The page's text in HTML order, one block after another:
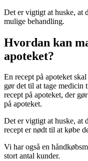
Det er vigtigt at huske, at
mulige behandling.
Hvordan kan
apoteket?
En recept på apoteket
gør det til at tage medicin
recept på apoteket, der
på apoteket.
Det er vigtigt at huske, at
recept er nødt til at købe
Vi har også en
stort antal kunder.